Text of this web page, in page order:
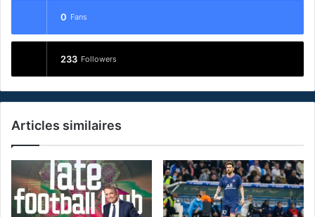
0 Fans
233 Followers
Articles similaires